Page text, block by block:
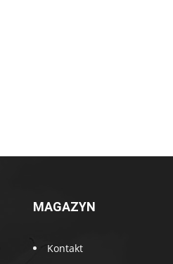
MAGAZYN
Kontakt